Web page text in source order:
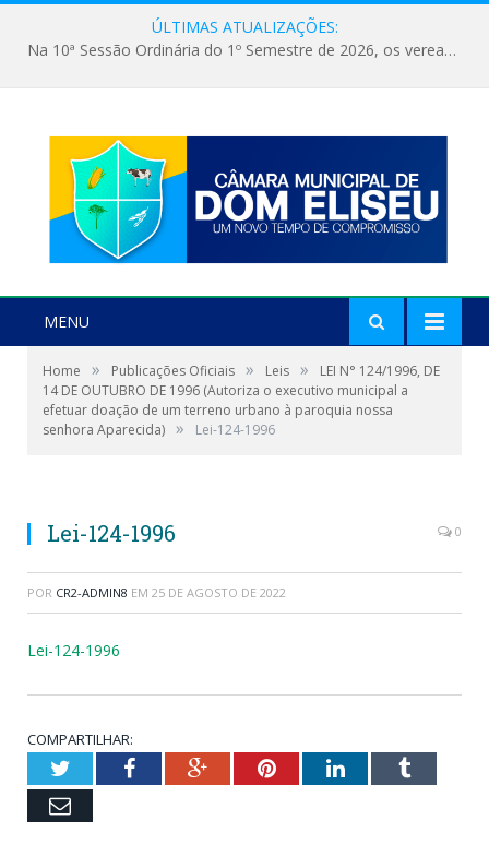
ÚLTIMAS ATUALIZAÇÕES:
Na 10ª Sessão Ordinária do 1º Semestre de 2026, os vereadores receberam a nova comandante do 51º Batalhão de Polícia Militar, a Major Alessandra Lopes Leal Bandeira. A visita institucional proporcionou a apresentação da oficial aos parlamentares e reforçou o compromisso de cooperação entre a Polícia Militar e o Poder Legislativo em prol da segurança da população.
MENU
Home » Publicações Oficiais » Leis »
LEI N° 124/1996, DE
14 DE OUTUBRO DE 1996 (Autoriza o executivo municipal a
efetuar doação de um terreno urbano à paroquia nossa
senhora Aparecida) » Lei-124-1996
Lei-124-1996 0
POR CR2-ADMIN8 EM 25 DE AGOSTO DE 2022
Lei-124-1996
COMPARTILHAR:
TwitterFacebookGoogle+PinterestLinkedInTumblr
Email